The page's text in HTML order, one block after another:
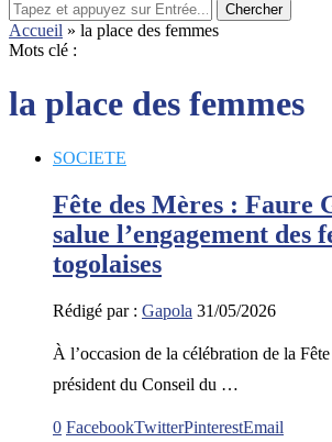
Chercher
Accueil » la place des femmes
Mots clé :
la place des femmes
SOCIETE
Fête des Mères : Faure
salue l’engagement des
togolaises
Rédigé par : Gapola 31/05/2026
À l’occasion de la célébration de la
président du Conseil du …
0 FacebookTwitterPinterestEmail